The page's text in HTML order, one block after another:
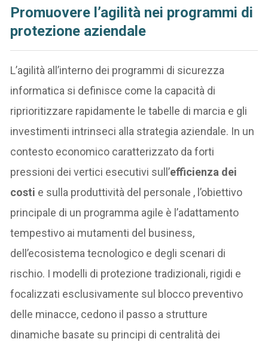
Promuovere l’agilità nei programmi di
protezione aziendale
L’agilità all’interno dei programmi di sicurezza
informatica si definisce come la capacità di
riprioritizzare rapidamente le tabelle di marcia e gli
investimenti intrinseci alla strategia aziendale. In un
contesto economico caratterizzato da forti
pressioni dei vertici esecutivi sull’efficienza dei
costi e sulla produttività del personale , l’obiettivo
principale di un programma agile è l’adattamento
tempestivo ai mutamenti del business,
dell’ecosistema tecnologico e degli scenari di
rischio. I modelli di protezione tradizionali, rigidi e
focalizzati esclusivamente sul blocco preventivo
delle minacce, cedono il passo a strutture
dinamiche basate su principi di centralità dei